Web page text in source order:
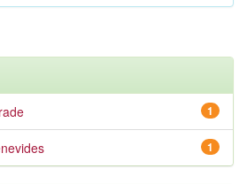
1
1